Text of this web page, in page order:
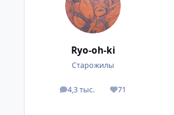
Ryo-oh-ki
Старожилы
4,3 тыс.
посты 71
Репутация